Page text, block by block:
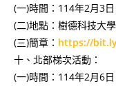
(一)時間：114年2月3
(二)地點：樹德科技大
(三)簡章： https://
十、北部梯次活動：
(一)時間：114年2月6